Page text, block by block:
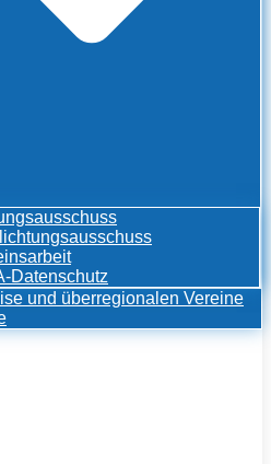
Datenschutz
und überregionalen Vereine